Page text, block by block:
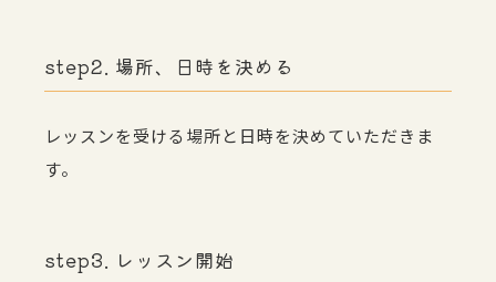
step2. 場所、日時を決める
レッスンを受ける場所と日時を決めていただきま
す。
step3. レッスン開始